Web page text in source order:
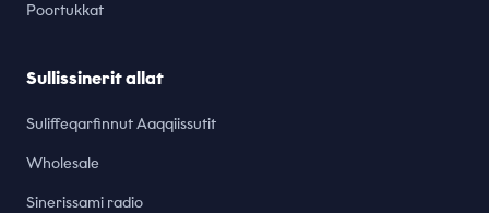
Poortukkat
Sullissinerit allat
Suliffeqarfinnut Aaqqiissutit
Wholesale
Sinerissami radio